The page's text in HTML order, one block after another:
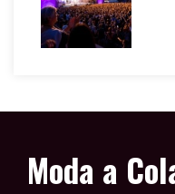
Moda a